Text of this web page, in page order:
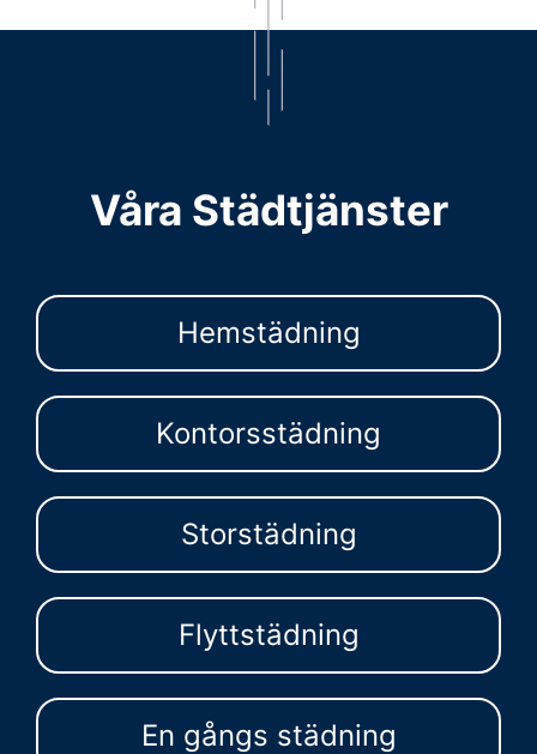
Våra Städtjänster
Hemstädning
Kontorsstädning
Storstädning
Flyttstädning
En gångs städning